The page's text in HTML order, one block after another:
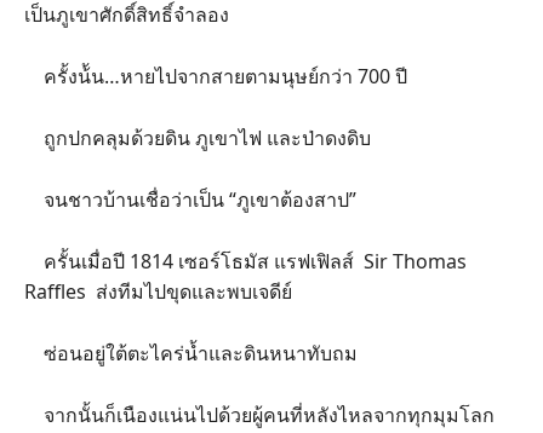
เป็นภูเขาศักดิ์สิทธิ์จำลอง
ครั้งน้้น…หายไปจากสายตามนุษย์กว่า 700 ปี
ถูกปกคลุมด้วยดิน ภูเขาไฟ และป่าดงดิบ
จนชาวบ้านเชื่อว่าเป็น “ภูเขาต้องสาป”
ครั้นเมื่อปี 1814 เซอร์โธมัส แรฟเฟิลส์ Sir Thomas
Raffles ส่งทีมไปขุดและพบเจดีย์
ซ่อนอยู่ใต้ตะไคร่น้ำและดินหนาทับถม
จากนั้นก็เนืองแน่นไปด้วยผู้คนที่หลังไหลจากทุกมุมโลก